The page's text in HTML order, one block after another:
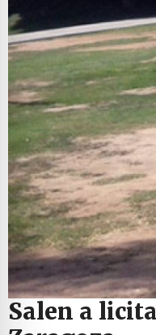
Salen a